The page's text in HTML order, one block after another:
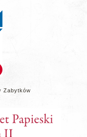
Zabytków